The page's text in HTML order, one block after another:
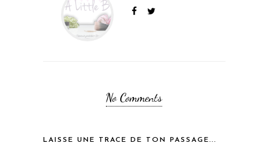
No Comments
LAISSE UNE TRACE DE TON PASSAGE...